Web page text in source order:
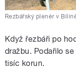
Řezbářský plenér v
Když řezbáři po
dražbu. Podařilo
tisíc korun.